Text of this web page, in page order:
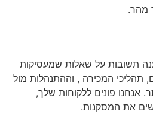
מהר.
תשובות על שאלות שמעסיקות
תהליכי המכירה , וההתנהלות מול
אנחנו פונים ללקוחות שלך,
את המסקנות.